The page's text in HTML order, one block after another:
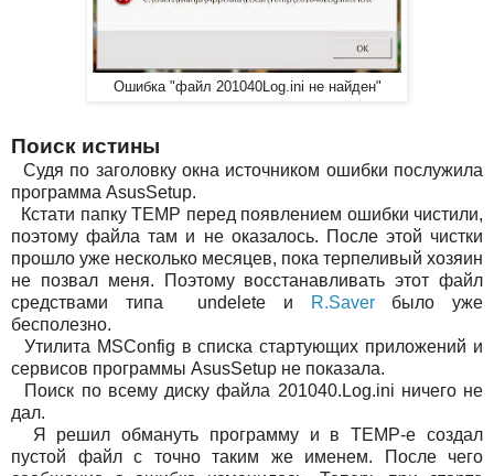
Ошибка "файл 201040Log.ini не найден"
Поиск истины
Судя по заголовку окна источником ошибки послужила
программа AsusSetup.
Кстати папку TEMP перед появлением ошибки чистили,
поэтому файла там и не оказалось. После этой чистки
прошло уже несколько месяцев, пока терпеливый хозяин
не позвал меня. Поэтому восстанавливать этот файл
средствами типа undelete и R.Saverбыло уже
бесполезно.
Утилита MSConfig в списка стартующих приложений и
сервисов программы AsusSetup не показала.
Поиск по всему диску файла 201040.Log.ini ничего не
дал.
Я решил обмануть программу и в TEMP-е создал
пустой файл с точно таким же именем. После чего